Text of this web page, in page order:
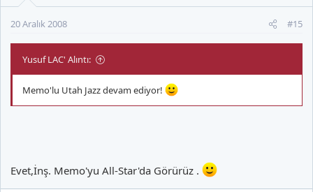
20 Aralık 2008 #15
Yusuf LAC' Alıntı:
Memo'lu Utah Jazz devam ediyor!
Evet,İnş. Memo'yu All-Star'da Görürüz .